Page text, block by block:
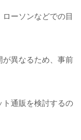
ーソンなどでの目
が異なるため、事前
ト通販を検討するの